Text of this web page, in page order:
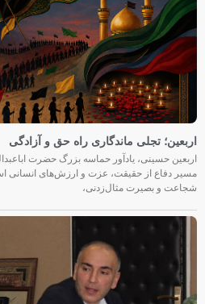
اربعین؛ تجلی ماندگاری راه حق و آزادگی
اربعین حسینی، یادآور حماسه بزرگ حضرت
مسیر دفاع از حقیقت، عزت و ارزش‌های
شجاعت و بصیرت مثال‌زدنی،